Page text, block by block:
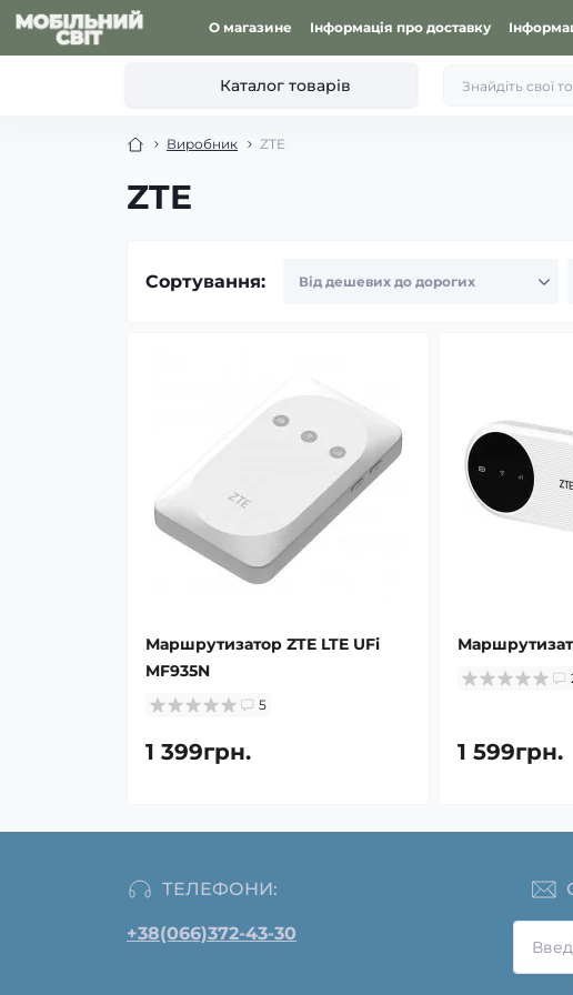
О магазине Інформація про доставку
Каталог товарів
Виробник ZTE
ZTE
Сортування:
Маршрутизатор ZTE LTE UFi
MF935N
5
1 399грн. 1 599грн.
ТЕЛЕФОНИ:
+38(066)372-43-30